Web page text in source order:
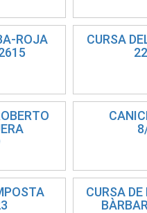
ROJA
CURSA
CURSA